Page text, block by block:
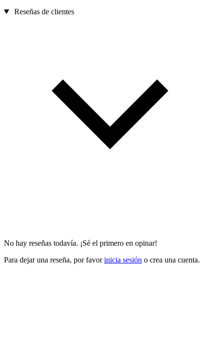
Reseñas de clientes
No hay reseñas todavía. ¡Sé el primero en opinar!
Para dejar una reseña, por favorinicia sesión o crea una cuenta.